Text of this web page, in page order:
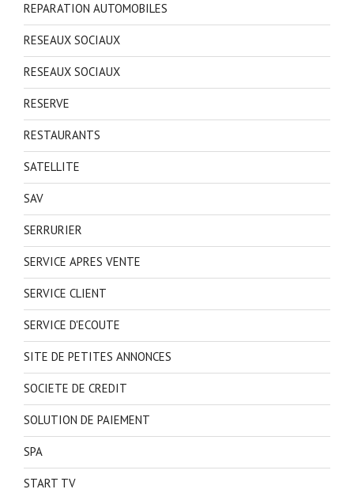
REPARATION AUTOMOBILES
RESEAUX SOCIAUX
RESEAUX SOCIAUX
RESERVE
RESTAURANTS
SATELLITE
SAV
SERRURIER
SERVICE APRES VENTE
SERVICE CLIENT
SERVICE D'ECOUTE
SITE DE PETITES ANNONCES
SOCIETE DE CREDIT
SOLUTION DE PAIEMENT
SPA
START TV